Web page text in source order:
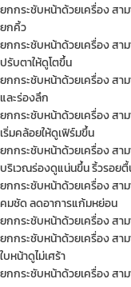
ยกกระชับหน้าด้วยเครื่อง สา
ยกคิ้ว
ยกกระชับหน้าด้วยเครื่อง สา
ปรับตาให้ดูโตขึ้น
ยกกระชับหน้าด้วยเครื่อง สา
และร่องลึก
ยกกระชับหน้าด้วยเครื่อง สา
เริ่มคล้อยให้ดูเฟิร์มขึ้น
ยกกระชับหน้าด้วยเครื่อง สา
บริเวณร่องดูแน่นขึ้น ริ้วรอย
ยกกระชับหน้าด้วยเครื่อง ส
คมชัด ลดอาการแก้มหย่อน
ยกกระชับหน้าด้วยเครื่อง สา
ยกกระชับหน้าด้วยเครื่อง ส
ใบหน้าดูไม่เศร้า
ยกกระชับหน้าด้วยเครื่อง สา